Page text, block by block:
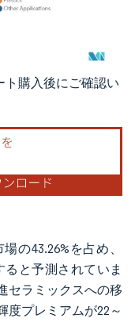
の表示が必要です。
ト購入後にご確認い
の43.26%を占め、
ると予測されていま
セラミックスへの移
度プレミアムが22～